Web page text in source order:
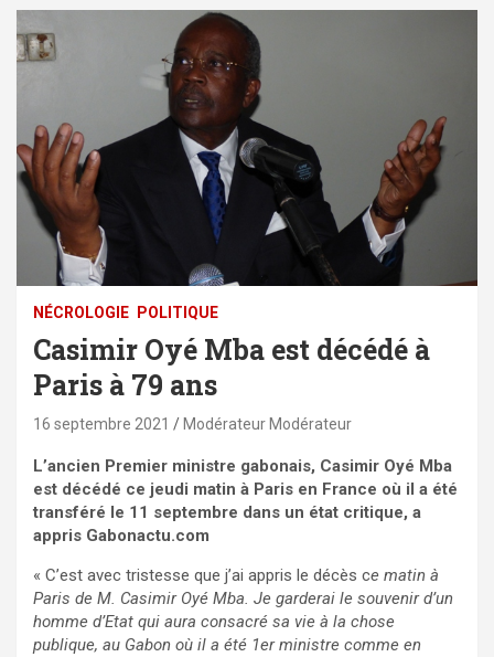
NÉCROLOGIE POLITIQUE
Casimir Oyé Mba est décédé à
Paris à 79 ans
16 septembre 2021 Modérateur Modérateur
L’ancien Premier ministre gabonais, Casimir Oyé Mba
est décédé ce jeudi matin à Paris en France où il a été
transféré le 11 septembre dans un état critique, a
appris Gabonactu.com
« C’est avec tristesse que j’ai appris le décès ce matin à
Paris de M. Casimir Oyé Mba. Je garderai le souvenir d’un
homme d’Etat qui aura consacré sa vie à la chose
publique, au Gabon où il a été 1er ministre comme en